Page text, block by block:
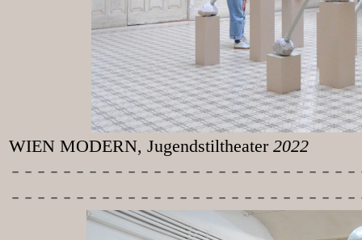
WIEN MODERN, Jugendstiltheater 2022
-----------